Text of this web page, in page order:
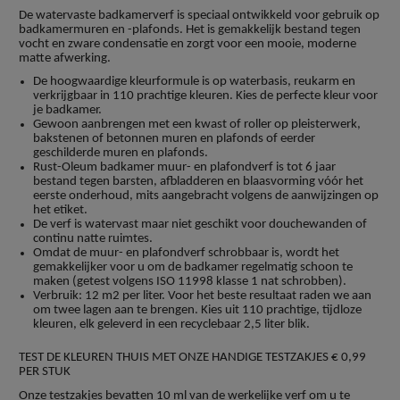
De watervaste badkamerverf is speciaal ontwikkeld voor gebruik op
badkamermuren en -plafonds. Het is gemakkelijk bestand tegen
vocht en zware condensatie en zorgt voor een mooie, moderne
matte afwerking.
De hoogwaardige kleurformule is op waterbasis, reukarm en
verkrijgbaar in 110 prachtige kleuren. Kies de perfecte kleur voor
je badkamer.
Gewoon aanbrengen met een kwast of roller op pleisterwerk,
bakstenen of betonnen muren en plafonds of eerder
geschilderde muren en plafonds.
Rust-Oleum badkamer muur- en plafondverf is tot 6 jaar
bestand tegen barsten, afbladderen en blaasvorming vóór het
eerste onderhoud, mits aangebracht volgens de aanwijzingen op
het etiket.
De verf is watervast maar niet geschikt voor douchewanden of
continu natte ruimtes.
Omdat de muur- en plafondverf schrobbaar is, wordt het
gemakkelijker voor u om de badkamer regelmatig schoon te
maken (getest volgens ISO 11998 klasse 1 nat schrobben).
Verbruik: 12 m2 per liter. Voor het beste resultaat raden we aan
om twee lagen aan te brengen. Kies uit 110 prachtige, tijdloze
kleuren, elk geleverd in een recyclebaar 2,5 liter blik.
TEST DE KLEUREN THUIS MET ONZE HANDIGE TESTZAKJES € 0,99
PER STUK
Onze testzakjes bevatten 10 ml van de werkelijke verf om u te